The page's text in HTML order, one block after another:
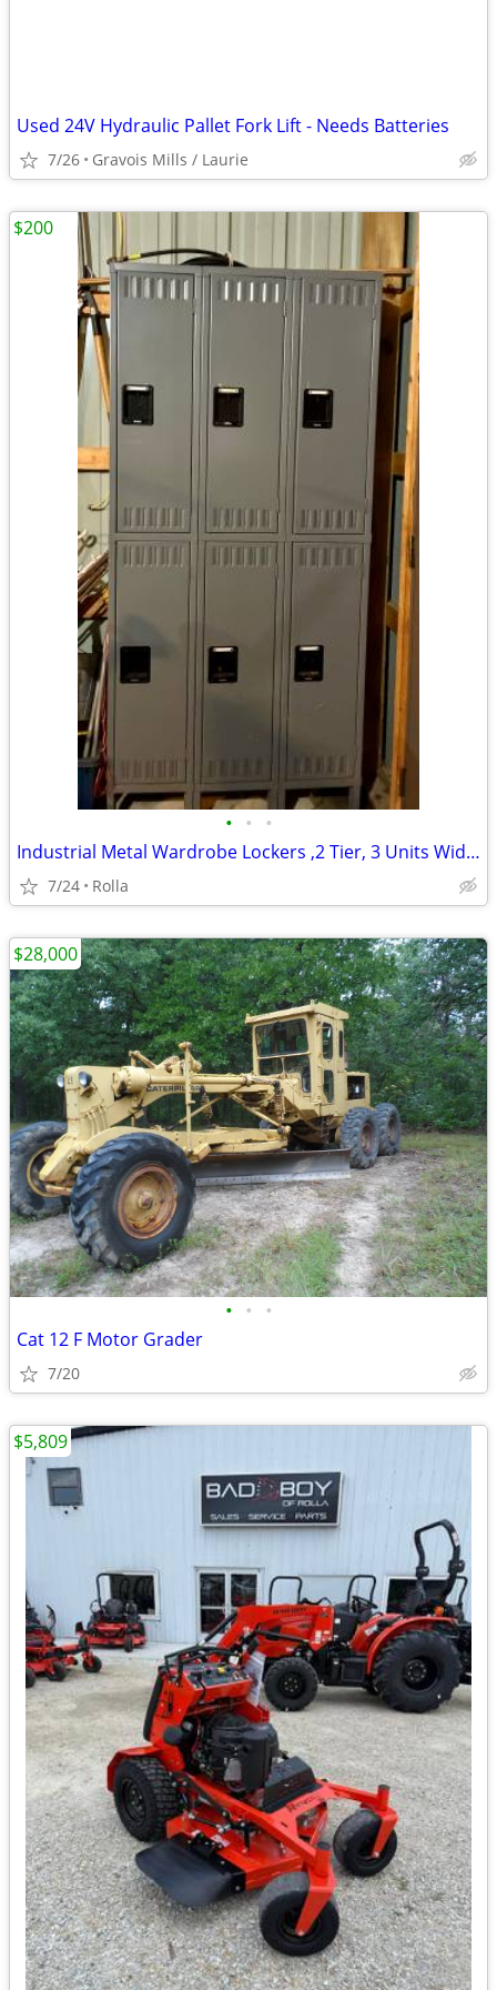
Used 24V Hydraulic Pallet Fork Lift - Needs Batteries
7/26 Gravois Mills / Laurie
• • •
Industrial Metal Wardrobe Lockers ,2 Tier, 3 Units Wide, Like New
7/24 Rolla
$200
• • •
Cat 12 F Motor Grader
7/20
$28,000
$5,809